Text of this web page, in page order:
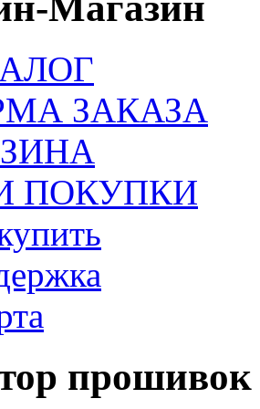
ЗАКАЗА
ПОКУПКИ
прошивок